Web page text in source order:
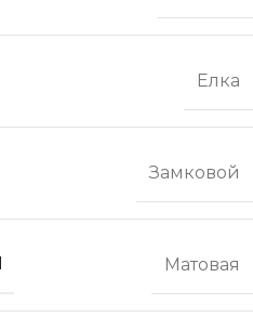
Елка
Замковой
Матовая